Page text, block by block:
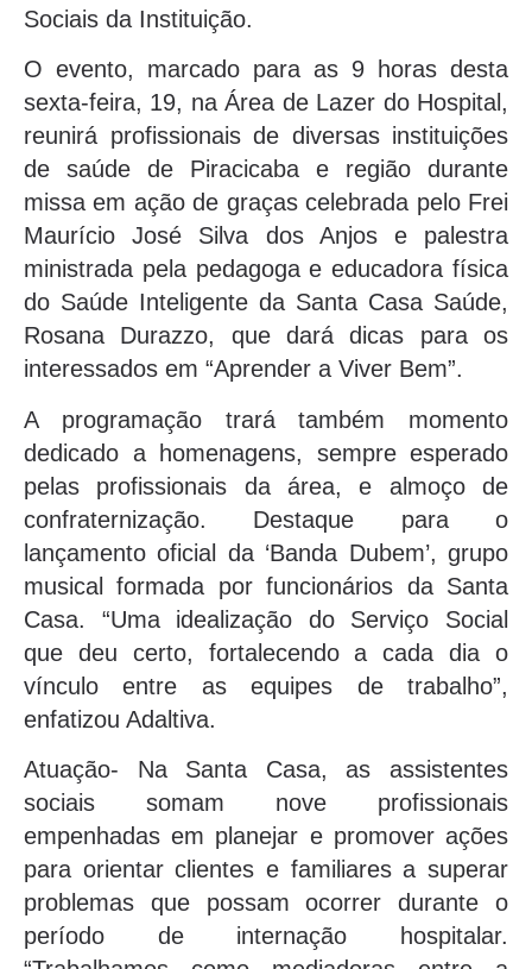
Sociais da Instituição.
O evento, marcado para as 9 horas desta
sexta-feira, 19, na Área de Lazer do Hospital,
reunirá profissionais de diversas instituições
de saúde de Piracicaba e região durante
missa em ação de graças celebrada pelo Frei
Maurício José Silva dos Anjos e palestra
ministrada pela pedagoga e educadora física
do Saúde Inteligente da Santa Casa Saúde,
Rosana Durazzo, que dará dicas para os
interessados em “Aprender a Viver Bem”.
A programação trará também momento
dedicado a homenagens, sempre esperado
pelas profissionais da área, e almoço de
confraternização. Destaque para o
lançamento oficial da ‘Banda Dubem’, grupo
musical formada por funcionários da Santa
Casa. “Uma idealização do Serviço Social
que deu certo, fortalecendo a cada dia o
vínculo entre as equipes de trabalho”,
enfatizou Adaltiva.
Atuação- Na Santa Casa, as assistentes
sociais somam nove profissionais
empenhadas em planejar e promover ações
para orientar clientes e familiares a superar
problemas que possam ocorrer durante o
período de internação hospitalar.